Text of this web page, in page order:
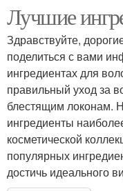
Лучшие
Здравствуйте,
поделиться с вами
ингредиентах для
правильный уход за
блестящим локонам.
ингредиенты
косметической
популярных
достичь идеального